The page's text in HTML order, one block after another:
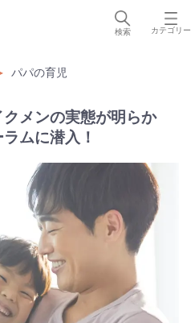
検索 カテゴリー
パパの育児
クメンの実態が明らか
ムに潜入！